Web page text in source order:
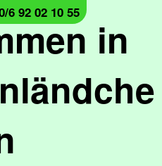
in
6 92 02 10 55